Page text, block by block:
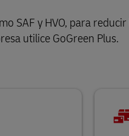
SAF y HVO, para
utilice GoGreen Plus.